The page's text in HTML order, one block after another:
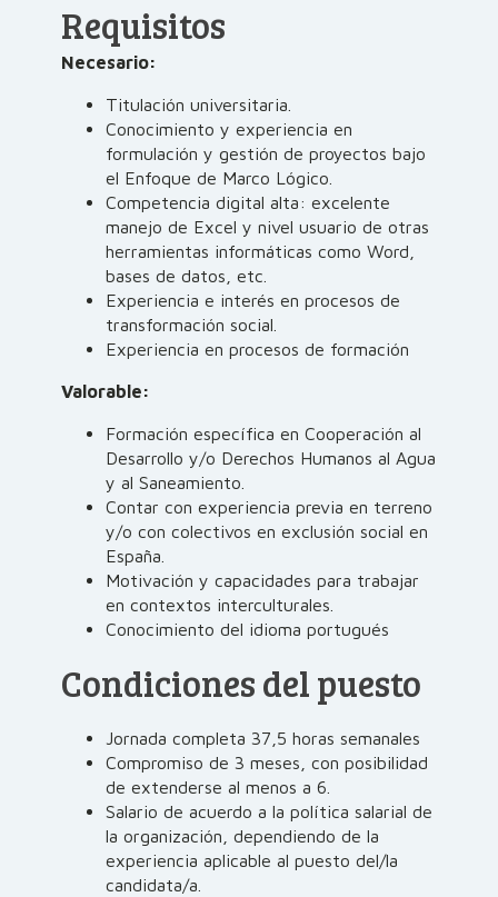
Requisitos
Necesario:
Titulación universitaria.
Conocimiento y experiencia en
formulación y gestión de proyectos bajo
el Enfoque de Marco Lógico.
Competencia digital alta: excelente
manejo de Excel y nivel usuario de otras
herramientas informáticas como Word,
bases de datos, etc.
Experiencia e interés en procesos de
transformación social.
Experiencia en procesos de formación
Valorable:
Formación específica en Cooperación al
Desarrollo y/o Derechos Humanos al Agua
y al Saneamiento.
Contar con experiencia previa en terreno
y/o con colectivos en exclusión social en
España.
Motivación y capacidades para trabajar
en contextos interculturales.
Conocimiento del idioma portugués
Condiciones del puesto
Jornada completa 37,5 horas semanales
Compromiso de 3 meses, con posibilidad
de extenderse al menos a 6.
Salario de acuerdo a la política salarial de
la organización, dependiendo de la
experiencia aplicable al puesto del/la
candidata/a.